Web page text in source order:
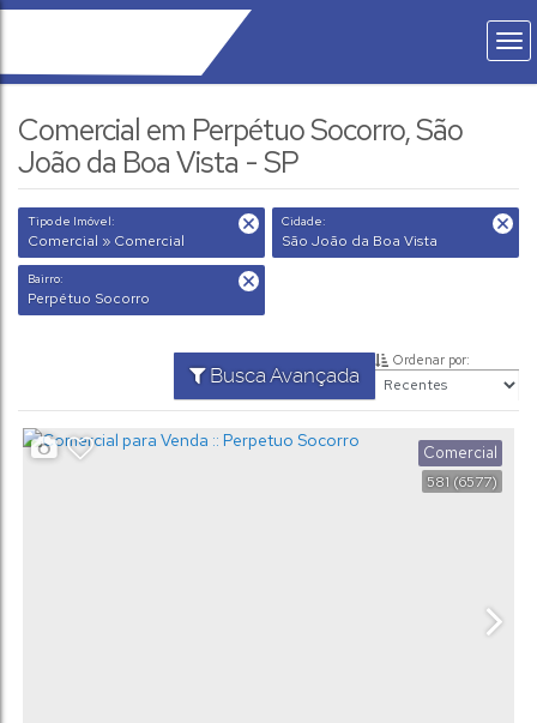
Comercial em Perpétuo Socorro, São
João da Boa Vista - SP
Tipo de Imóvel:
Comercial » Comercial
Cidade:
São João da Boa Vista
Bairro:
Perpétuo Socorro
Busca Avançada
Ordenar por:
581(6577)
Comercial